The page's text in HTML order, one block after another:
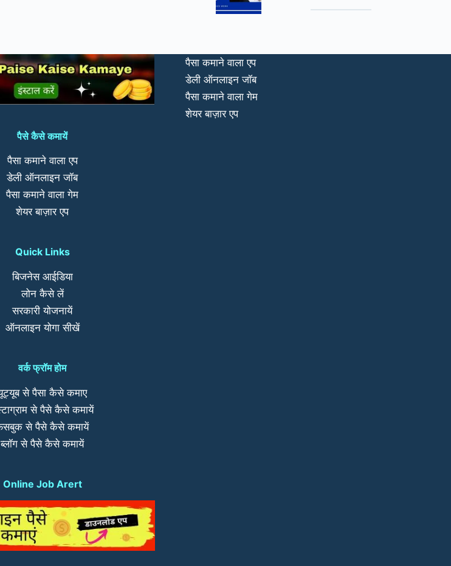
पैसे कैसे कमायें
पैसा कमाने वाला एप
डेली ऑनलाइन जॉब
पैसा कमाने वाला गेम
शेयर बाज़ार एप
Quick Links
बिजनेस आईडिया
लोन कैसे लें
सरकारी योजनायें
ऑनलाइन योगा सीखें
वर्क फ्रॉम होम
से पैसा कैसे कमाए
से पैसे कैसे कमायें
से पैसे कैसे कमायें
ब्लॉग से पैसे कैसे कमायें
Online Job Arert
पैसा कमाने वाला एप
डेली ऑनलाइन जॉब
पैसा कमाने वाला गेम
शेयर बाज़ार एप